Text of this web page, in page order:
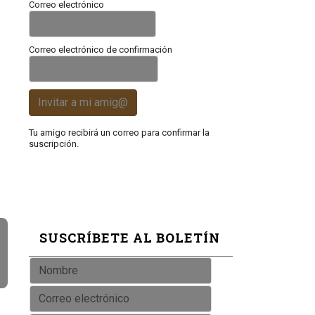
Correo electrónico
Correo electrónico de confirmación
Invitar a mi amig@
Tu amigo recibirá un correo para confirmar la
suscripción.
SUSCRÍBETE AL BOLETÍN